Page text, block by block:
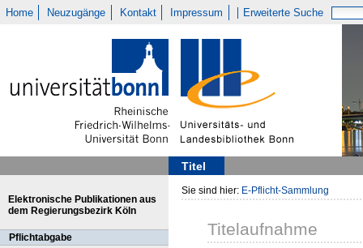
Home Neuzugänge Kontakt Impressum Erweiterte Suche
Titel
Elektronische Publikationen aus
dem Regierungsbezirk Köln
Pflichtabgabe
Sie sind hier: E-Pflicht-Sammlung
Titelaufnahme